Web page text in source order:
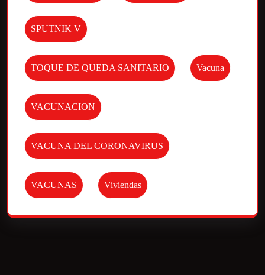
SPUTNIK V
TOQUE DE QUEDA SANITARIO Vacuna
VACUNACION
VACUNA DEL CORONAVIRUS
VACUNAS Viviendas